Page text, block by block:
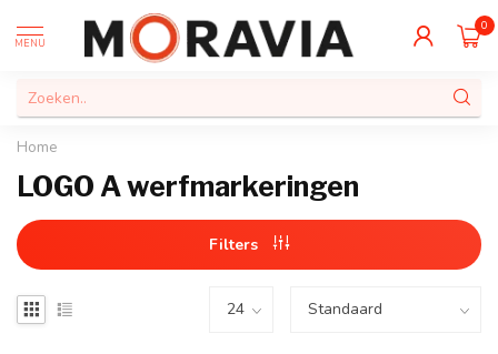
MENU
0
Home
LOGO A werfmarkeringen
Filters